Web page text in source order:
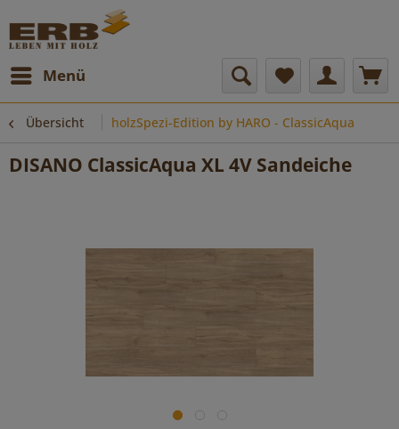
Menü
Übersicht holzSpezi-Edition by HARO - ClassicAqua
DISANO ClassicAqua XL 4V Sandeiche